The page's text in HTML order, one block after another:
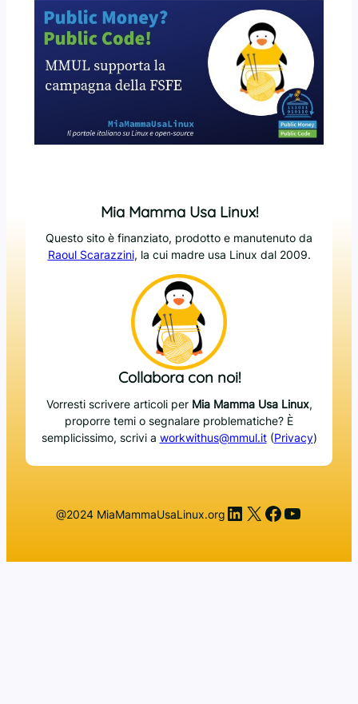
Mia Mamma Usa Linux!
Questo sito è finanziato, prodotto e manutenuto da
Raoul Scarazzini, la cui madre usa Linux dal 2009.
Collabora con noi!
Vorresti scrivere articoli per Mia Mamma Usa Linux,
proporre temi o segnalare problematiche? È
semplicissimo, scrivi a workwithus@mmul.it(Privacy)
@2024 MiaMammaUsaLinux.org LinkedIn
X Facebook